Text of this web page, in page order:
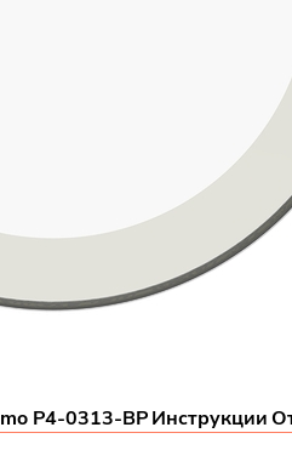
P4-0313-BPИнструкции